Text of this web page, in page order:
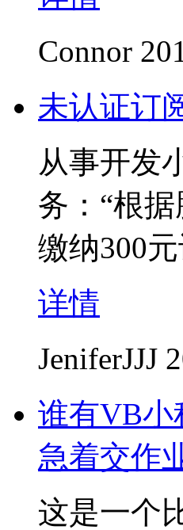
Connor
未认证订
从事开发
务：“根
缴纳300
详情
JeniferJJJ
谁有VB小
急着交作
这是一个